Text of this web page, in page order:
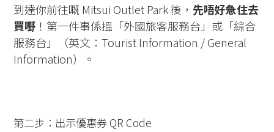
到達你前往嘅 Mitsui Outlet Park 後， 先唔好急住去
買嘢 ！第一件事係搵「外國旅客服務台」或「綜合
服務台」（英文：Tourist Information / General
Information）。
第二步：出示優惠券 QR Code